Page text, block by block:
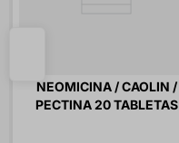
NEOMICINA / CAOLIN /
PECTINA 20 TABLETAS